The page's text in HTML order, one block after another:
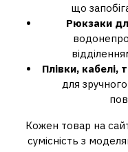
що
Рюкзаки
Плівки, кабелі,
для
Кожен товар на
сумісність з